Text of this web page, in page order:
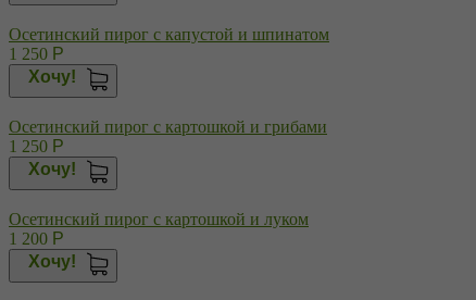
Осетинский пирог с капустой и шпинатом
1 250 Р
Хочу!
Осетинский пирог с картошкой и грибами
1 250 Р
Хочу!
Осетинский пирог с картошкой и луком
1 200 Р
Хочу!